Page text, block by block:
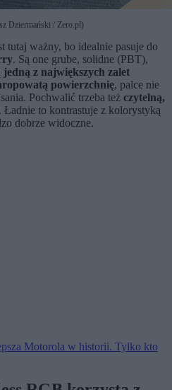
Dziermański / Zero.pl)
tutaj ważny, bo idealnie pasuje do
. Są one grube, solidne (PBT),
jedną z największych zalet
powierzchnię, palce nie
Pochwalić trzeba też czytelną,
. Ładnie to kontrastuje z kolorystyką
dobrze widoczne.
Motorola w historii. Tylko kto